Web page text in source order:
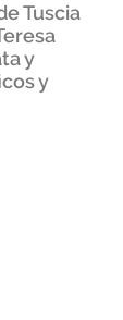
Tuscia
y
y